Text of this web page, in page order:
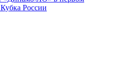
России